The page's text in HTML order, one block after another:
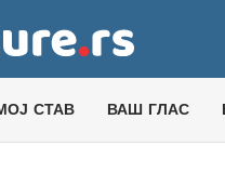
СТАВ ВАШ ГЛАС